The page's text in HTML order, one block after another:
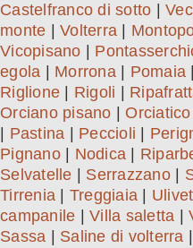
Castelfranco di sotto
monte
Volterra
Vicopisano
egola
Morrona| Pomaia
Riglione
Rigoli
Orciano pisano
Orciatico
Pastina Peccioli
Pignano| Nodica
Selvatelle
Serrazzano|
Tirrenia
Treggiaia
campanile
Villa saletta
Sassa
Saline di volterra